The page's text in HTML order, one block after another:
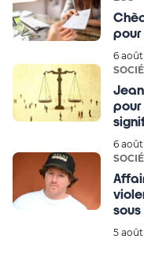
6 août
pour
6 août
5